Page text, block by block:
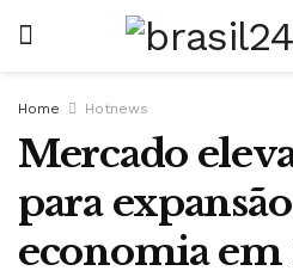
Home Hotnews
Mercado
para
economia em